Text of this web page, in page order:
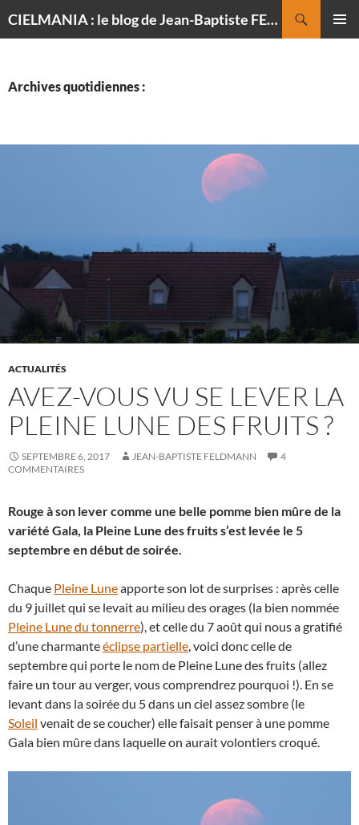
CIELMANIA : le blog de Jean-Baptiste FELDMANN, photographe du ciel
Archives quotidiennes :
ACTUALITÉS
AVEZ-VOUS VU SE LEVER LA
PLEINE LUNE DES FRUITS ?
SEPTEMBRE 6, 2017 JEAN-BAPTISTE FELDMANN
4
COMMENTAIRES
Rouge à son lever comme une belle pomme bien mûre de la
variété Gala, la Pleine Lune des fruits s’est levée le 5
septembre en début de soirée.
Chaque Pleine Luneapporte son lot de surprises : après celle
du 9 juillet qui se levait au milieu des orages (la bien nommée
Pleine Lune du tonnerre), et celle du 7 août qui nous a gratifié
d’une charmanteéclipse partielle, voici donc celle de
septembre qui porte le nom de Pleine Lune des fruits (allez
faire un tour au verger, vous comprendrez pourquoi !). En se
levant dans la soirée du 5 dans un ciel assez sombre (le
Soleil venait de se coucher) elle faisait penser à une pomme
Gala bien mûre dans laquelle on aurait volontiers croqué.